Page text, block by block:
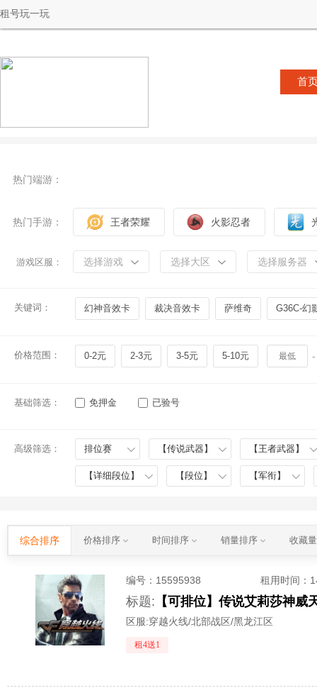
租号玩一玩
首
热门端游：
热门手游： 王者荣耀 火影忍者
游戏区服： 选择游戏 选择大区 选择服务器
关键词： 幻神音效卡 裁决音效卡 萨维奇 G36C-幻
价格范围： 0-2元 2-3元 3-5元 5-10元 -
基础筛选： 免押金 已验号
高级筛选： 排位赛 【传说武器】 【王者武器】
【详细段位】 【段位】 【军衔】
综合排序 价格排序 时间排序 销量排序 收藏
编号： 15595938 租用时间 ：
标题:
区服:穿越火线/北部战区/黑龙江区
租4送1